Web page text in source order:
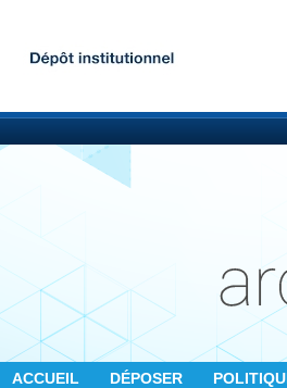
ACCUEIL DÉPOSER